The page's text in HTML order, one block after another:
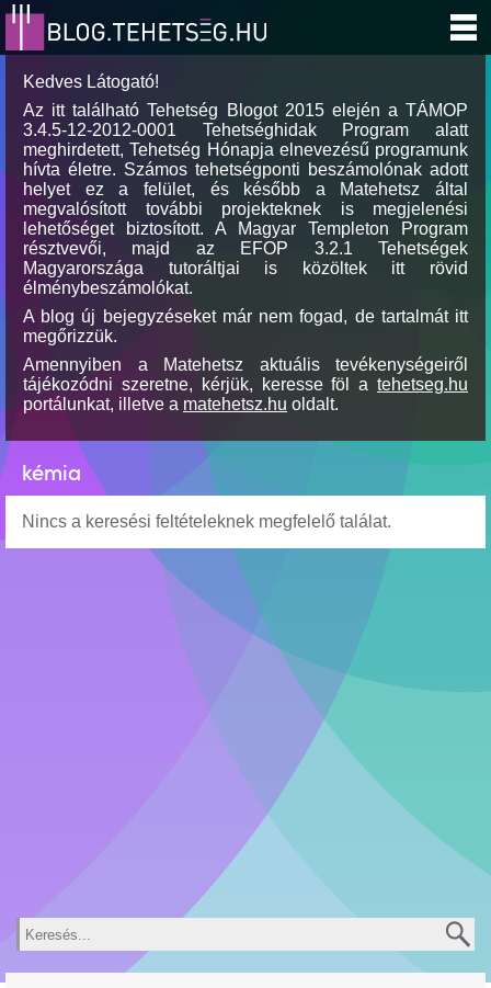
Kedves Látogató!
Az itt található Tehetség Blogot 2015 elején a TÁMOP
3.4.5-12-2012-0001 Tehetséghidak Program alatt
meghirdetett, Tehetség Hónapja elnevezésű programunk
hívta életre. Számos tehetségponti beszámolónak adott
helyet ez a felület, és később a Matehetsz által
megvalósított további projekteknek is megjelenési
lehetőséget biztosított. A Magyar Templeton Program
résztvevői, majd az EFOP 3.2.1 Tehetségek
Magyarországa tutoráltjai is közöltek itt rövid
élménybeszámolókat.
A blog új bejegyzéseket már nem fogad, de tartalmát itt
megőrizzük.
Amennyiben a Matehetsz aktuális tevékenységeiről
tájékozódni szeretne, kérjük, keresse föl a tehetseg.hu
portálunkat, illetve a matehetsz.hu oldalt.
kémia
Nincs a keresési feltételeknek megfelelő találat.
Keresés